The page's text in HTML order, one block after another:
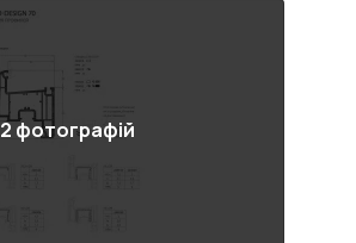
2фотографій